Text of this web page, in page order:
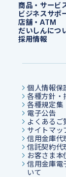
商品・サービ
ビジネスサポ
店舗・ATM
だいしんにつ
採用情報
個人情報保
各種方針・
各種規定集
電子公告
よくあるご
サイトマッ
信用金庫代
信託契約代
お客さま本
信用金庫電
いて